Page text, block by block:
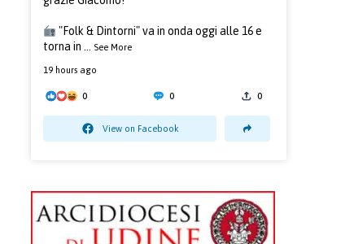
"Folk & Dintorni" va in onda oggi alle 16 e
torna in ... See More
19 hours ago
0 0 0
View on Facebook